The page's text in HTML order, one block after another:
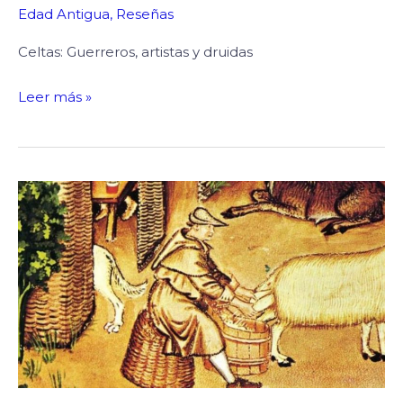
Edad Antigua, Reseñas
Celtas: Guerreros, artistas y druidas
Leer más »
¿Qué
fue
el
Agrarii
Milites?